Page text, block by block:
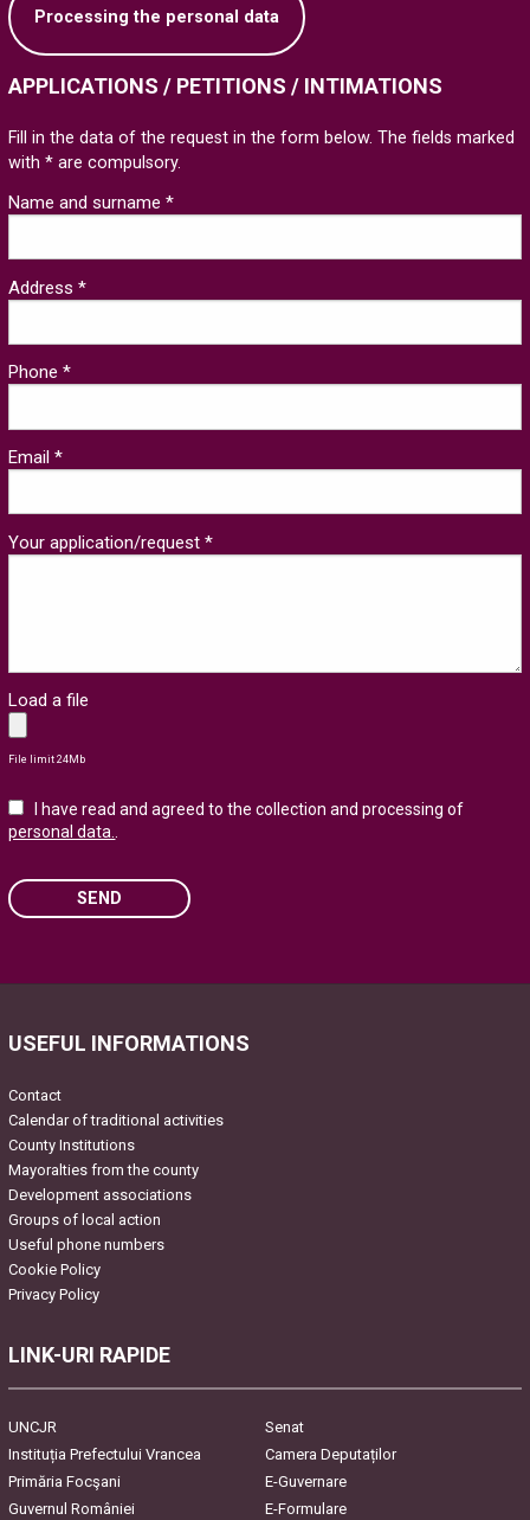
Processing the personal data
APPLICATIONS / PETITIONS / INTIMATIONS
Fill in the data of the request in the form below. The fields marked
with * are compulsory.
Name and surname *
Address *
Phone *
Email *
Your application/request *
Load a file
File limit 24Mb
I have read and agreed to the collection and processing of
personal data..
SEND
USEFUL INFORMATIONS
Contact
Calendar of traditional activities
County Institutions
Mayoralties from the county
Development associations
Groups of local action
Useful phone numbers
Cookie Policy
Privacy Policy
LINK-URI RAPIDE
UNCJR
Senat
Instituția Prefectului Vrancea
Camera Deputaților
Primăria Focşani
E-Guvernare
Guvernul României
E-Formulare